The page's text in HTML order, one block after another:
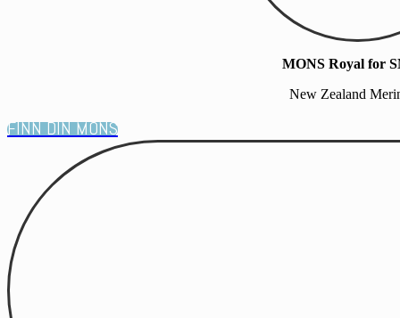
MONS Royal for
New Zealand
FINN DIN MONS